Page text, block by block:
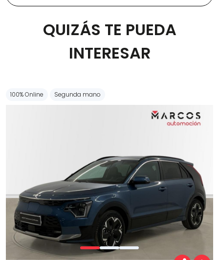
QUIZÁS TE PUEDA
INTERESAR
100% Online Segunda mano